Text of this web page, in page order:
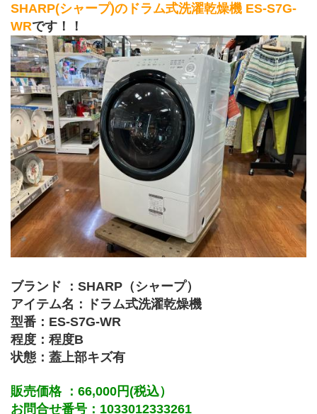
SHARP(シャープ)のドラム式洗濯乾燥機 ES-S7G-
WRです！！
﻿ブランド ：SHARP（シャープ）
アイテム名：ドラム式洗濯乾燥機
型番：ES-S7G-WR
程度：程度B
状態：蓋上部キズ有
販売価格 ：66,000円(税込）
お問合せ番号：1033012333261